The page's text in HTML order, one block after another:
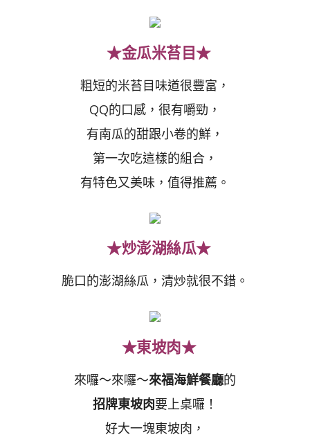
★金瓜米苔目★
粗短的米苔目味道很豐富，
QQ的口感，很有嚼勁，
有南瓜的甜跟小卷的鮮，
第一次吃這樣的組合，
有特色又美味，值得推薦。
★炒澎湖絲瓜★
脆口的澎湖絲瓜，清炒就很不錯。
★東坡肉★
來囉～來囉～來福海鮮餐廳的
招牌東坡肉要上桌囉！
好大一塊東坡肉，